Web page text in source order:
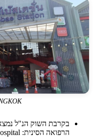
BANGKOK
בקרבת השוק הנ"ל נמצא בית
הרפואה הסינית: Hua Chiew Hospital